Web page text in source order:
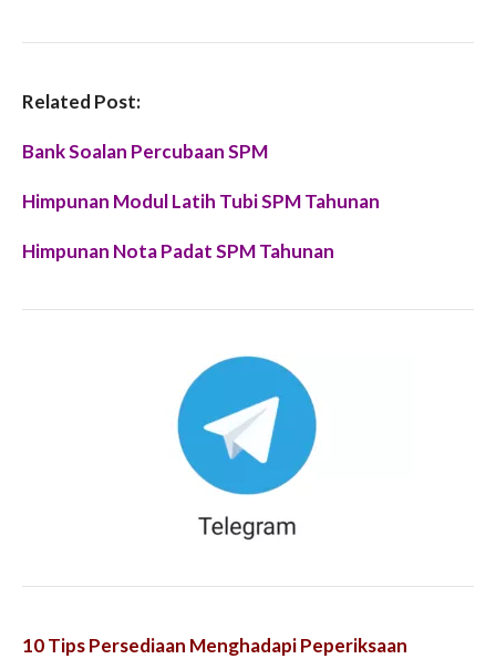
Related Post:
Bank Soalan Percubaan SPM
Himpunan Modul Latih Tubi SPM Tahunan
Himpunan Nota Padat SPM Tahunan
10 Tips Persediaan Menghadapi Peperiksaan